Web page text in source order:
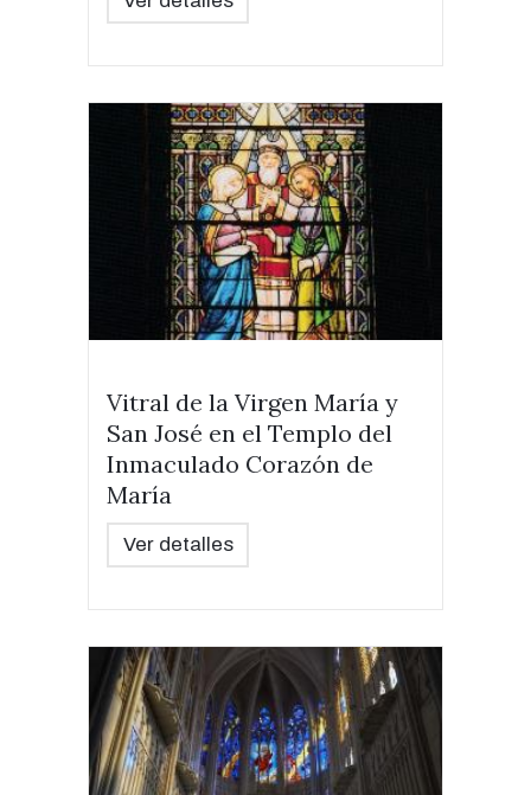
Vitral de la Virgen María y
San José en el Templo del
Inmaculado Corazón de
María
Ver detalles